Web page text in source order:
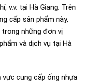
v.v. tại Hà Giang. Trên
cấp sản phẩm này,
những đơn vị
và dịch vụ tại Hà
cung cấp ống nhựa